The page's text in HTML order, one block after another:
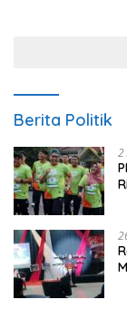
Berita Politik
2